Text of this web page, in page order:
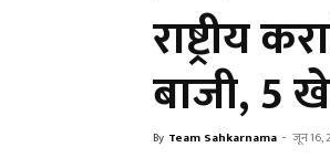
राष्ट्रीय
बाजी, 5
By Team Sahkarnama - जून 16,